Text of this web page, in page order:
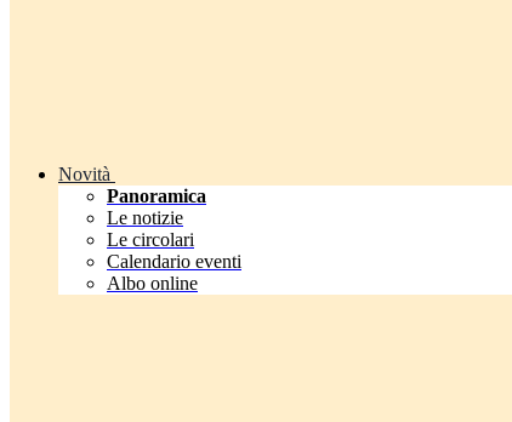
Novità
Panoramica
Le notizie
Le circolari
Calendario eventi
Albo online